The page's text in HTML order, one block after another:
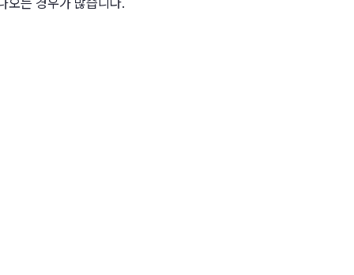
오는 경우가 많습니다.